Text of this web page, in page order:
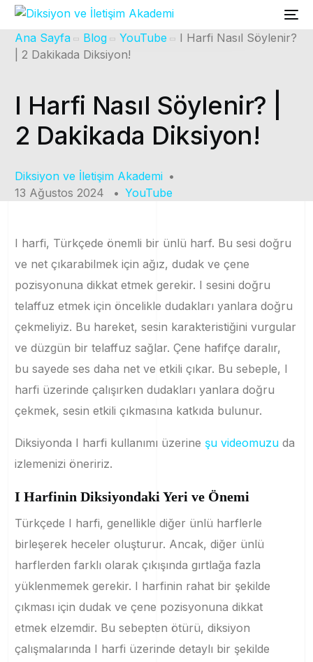
Ana Sayfa Blog YouTube
I Harfi Nasıl Söylenir?
| 2 Dakikada Diksiyon!
I Harfi Nasıl Söylenir? |
2 Dakikada Diksiyon!
Diksiyon ve İletişim Akademi
13 Ağustos 2024
YouTube
I harfi, Türkçede önemli bir ünlü harf. Bu sesi doğru
ve net çıkarabilmek için ağız, dudak ve çene
pozisyonuna dikkat etmek gerekir. I sesini doğru
telaffuz etmek için öncelikle dudakları yanlara doğru
çekmeliyiz. Bu hareket, sesin karakteristiğini vurgular
ve düzgün bir telaffuz sağlar. Çene hafifçe daralır,
bu sayede ses daha net ve etkili çıkar. Bu sebeple, I
harfi üzerinde çalışırken dudakları yanlara doğru
çekmek, sesin etkili çıkmasına katkıda bulunur.
Diksiyonda I harfi kullanımı üzerine şu videomuzu da
izlemenizi öneririz.
I Harfinin Diksiyondaki Yeri ve Önemi
Türkçede I harfi, genellikle diğer ünlü harflerle
birleşerek heceler oluşturur. Ancak, diğer ünlü
harflerden farklı olarak çıkışında gırtlağa fazla
yüklenmemek gerekir. I harfinin rahat bir şekilde
çıkması için dudak ve çene pozisyonuna dikkat
etmek elzemdir. Bu sebepten ötürü, diksiyon
çalışmalarında I harfi üzerinde detaylı bir şekilde